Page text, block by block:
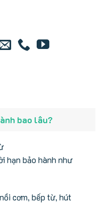
bao lâu?
hạn bảo hành như
cơm, bếp từ, hút